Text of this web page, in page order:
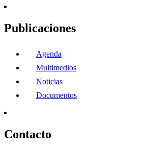
Publicaciones
Agenda
Multimedios
Noticias
Documentos
Contacto